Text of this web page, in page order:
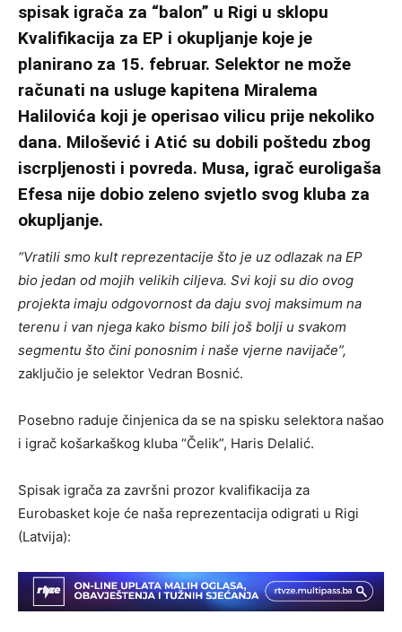
spisak igrača za “balon” u Rigi u sklopu
Kvalifikacija za EP i okupljanje koje je
planirano za 15. februar. Selektor ne može
računati na usluge kapitena Miralema
Halilovića koji je operisao vilicu prije nekoliko
dana. Milošević i Atić su dobili poštedu zbog
iscrpljenosti i povreda. Musa, igrač euroligaša
Efesa nije dobio zeleno svjetlo svog kluba za
okupljanje.
“Vratili smo kult reprezentacije što je uz odlazak na EP
bio jedan od mojih velikih ciljeva. Svi koji su dio ovog
projekta imaju odgovornost da daju svoj maksimum na
terenu i van njega kako bismo bili još bolji u svakom
segmentu što čini ponosnim i naše vjerne navijače”,
zaključio je selektor Vedran Bosnić.
Posebno raduje činjenica da se na spisku selektora našao
i igrač košarkaškog kluba “Čelik”, Haris Delalić.
Spisak igrača za završni prozor kvalifikacija za
Eurobasket koje će naša reprezentacija odigrati u Rigi
(Latvija):